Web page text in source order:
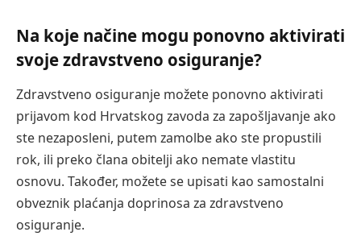
Na koje načine mogu ponovno aktivirati
svoje zdravstveno osiguranje?
Zdravstveno osiguranje možete ponovno aktivirati
prijavom kod Hrvatskog zavoda za zapošljavanje ako
ste nezaposleni, putem zamolbe ako ste propustili
rok, ili preko člana obitelji ako nemate vlastitu
osnovu. Također, možete se upisati kao samostalni
obveznik plaćanja doprinosa za zdravstveno
osiguranje.